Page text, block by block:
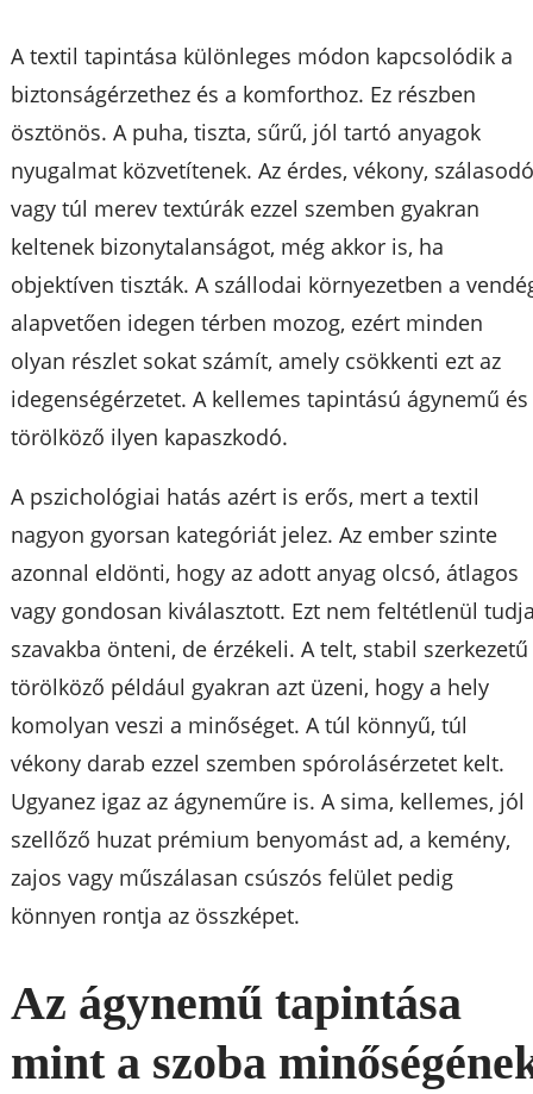
A textil tapintása különleges módon kapcsolódik a
biztonságérzethez és a komforthoz. Ez részben
ösztönös. A puha, tiszta, sűrű, jól tartó anyagok
nyugalmat közvetítenek. Az érdes, vékony,
vagy túl merev textúrák ezzel szemben gyakran
keltenek bizonytalanságot, még akkor is, ha
objektíven tiszták. A szállodai környezetben a
alapvetően idegen térben mozog, ezért minden
olyan részlet sokat számít, amely csökkenti ezt az
idegenségérzetet. A kellemes tapintású ágynemű és
törölköző ilyen kapaszkodó.
A pszichológiai hatás azért is erős, mert a textil
nagyon gyorsan kategóriát jelez. Az ember szinte
azonnal eldönti, hogy az adott anyag olcsó, átlagos
vagy gondosan kiválasztott. Ezt nem feltétlenül
szavakba önteni, de érzékeli. A telt, stabil szerkezetű
törölköző például gyakran azt üzeni, hogy a hely
komolyan veszi a minőséget. A túl könnyű, túl
vékony darab ezzel szemben spórolásérzetet kelt.
Ugyanez igaz az ágyneműre is. A sima, kellemes, jól
szellőző huzat prémium benyomást ad, a kemény,
zajos vagy műszálasan csúszós felület pedig
könnyen rontja az összképet.
Az ágynemű tapintása
mint a szoba